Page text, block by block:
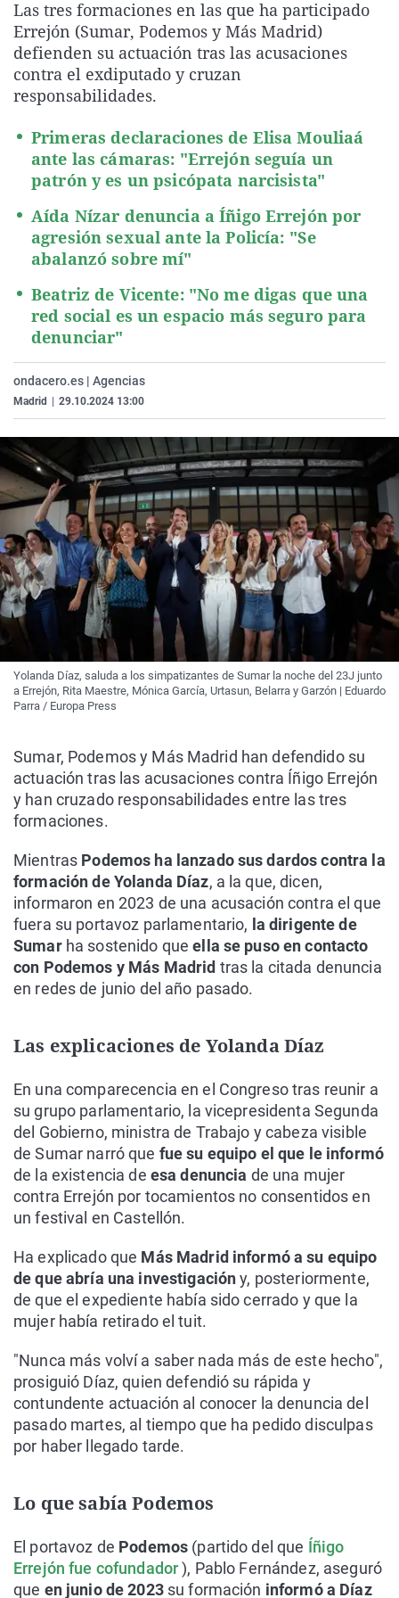
La rosa de los vientos
Gente viajera
Caso
Retornados
Extremadura
Galicia
País Vasco
Virales
Televisión
Las tres formaciones en las que ha participado
Errejón (Sumar, Podemos y Más Madrid)
defienden su actuación tras las acusaciones
contra el exdiputado y cruzan
responsabilidades.
Primeras declaraciones de Elisa Mouliaá
ante las cámaras: "Errejón seguía un
patrón y es un psicópata narcisista"
Aída Nízar denuncia a Íñigo Errejón por
agresión sexual ante la Policía: "Se
abalanzó sobre mí"
Beatriz de Vicente: "No me digas que una
red social es un espacio más seguro para
denunciar"
ondacero.es | Agencias
Madrid 29.10.2024 13:00
Yolanda Díaz, saluda a los simpatizantes de Sumar la noche del 23J junto
a Errejón, Rita Maestre, Mónica García, Urtasun, Belarra y Garzón | Eduardo
Parra / Europa Press
Sumar, Podemos y Más Madrid han defendido su
actuación tras las acusaciones contra Íñigo Errejón
y han cruzado responsabilidades entre las tres
formaciones.
Mientras Podemos ha lanzado sus dardos contra la
formación de Yolanda Díaz, a la que, dicen,
informaron en 2023 de una acusación contra el que
fuera su portavoz parlamentario, la dirigente de
Sumar ha sostenido queella se puso en contacto
con Podemos y Más Madrid tras la citada denuncia
en redes de junio del año pasado.
Las explicaciones de Yolanda Díaz
En una comparecencia en el Congreso tras reunir a
su grupo parlamentario, la vicepresidenta Segunda
del Gobierno, ministra de Trabajo y cabeza visible
de Sumar narró que fue su equipo el que le informó
de la existencia de esa denuncia de una mujer
contra Errejón por tocamientos no consentidos en
un festival en Castellón.
Ha explicado que Más Madrid informó a su equipo
de que abría una investigacióny, posteriormente,
de que el expediente había sido cerrado y que la
mujer había retirado el tuit.
"Nunca más volví a saber nada más de este hecho",
prosiguió Díaz, quien defendió su rápida y
contundente actuación al conocer la denuncia del
pasado martes, al tiempo que ha pedido disculpas
por haber llegado tarde.
Lo que sabía Podemos
El portavoz de Podemos (partido del que Íñigo
Errejón fue cofundador), Pablo Fernández, aseguró
que en junio de 2023 su formación informó a Díaz